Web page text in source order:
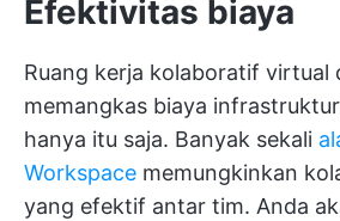
Efektivitas biaya
Ruang kerja kolaboratif virtual
memangkas biaya
hanya itu saja. Banyak sekali
Workspace memungkinkan
yang efektif antar tim. Anda